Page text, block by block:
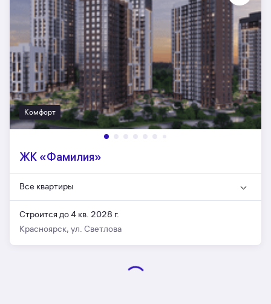
Комфорт
ЖК «Фамилия»
Все квартиры
Строится до 4 кв. 2028 г.
Красноярск, ул. Светлова